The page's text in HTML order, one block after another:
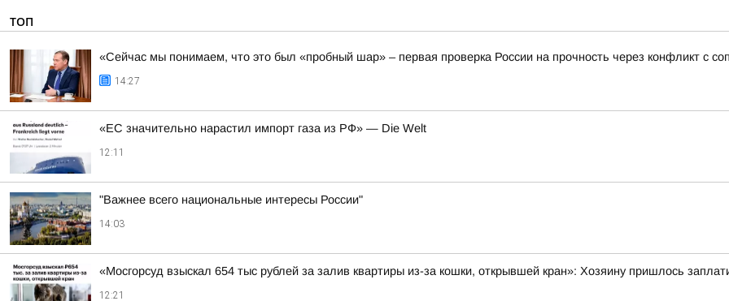
ТОП
«Сейчас мы понимаем, что это был «пробный шар» – первая проверка России на прочность через конфликт с
14:27
«ЕС значительно нарастил импорт газа из РФ» — Die Welt
12:11
"Важнее всего национальные интересы России"
14:03
«Мосгорсуд взыскал 654 тыс рублей за залив квартиры из-за кошки, открывшей кран»: Хозяину пришлось
12:21